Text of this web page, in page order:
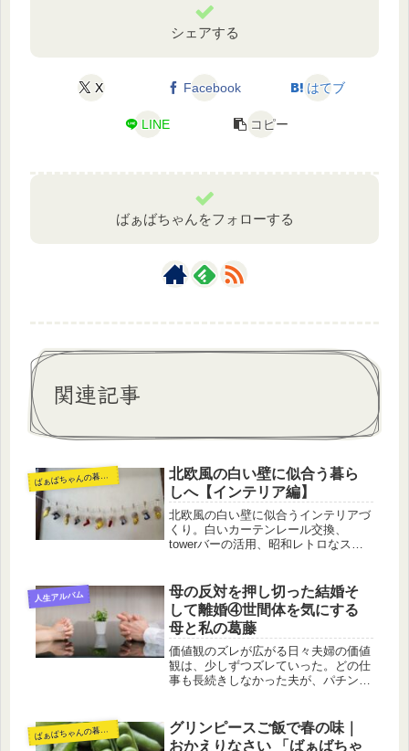
シェアする
X Facebook はてブ
LINE コピー
ばぁばちゃんをフォローする
関連記事
ば
ぁばちゃんの暮らし
北欧風の白い壁に似合う暮ら
しへ【インテリア編】
北欧風の白い壁に似合うインテリアづ
くり。白いカーテンレール交換、
towerバーの活用、昭和レトロなスイ
人生アルバム
母の反対を押し切った結婚そ
して離婚④世間体を気にする
母と私の葛藤
価値観のズレが広がる日々夫婦の価値
観は、少しずつズレていった。どの仕
事も長続きしなかった夫が、パチンコ
まるで天職を見つけたかのようだっ
た。休日も返上し、新台を試し打ちす
ば
ぁばちゃんの暮らし
グリンピースご飯で春の味｜
おかえりなさい 「ばぁばちゃ